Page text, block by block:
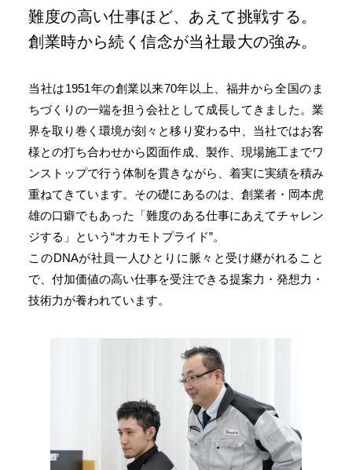
難度の高い仕事ほど、あえて挑戦する。
創業時から続く信念が当社最大の強み。
当社は1951年の創業以来70年以上、福井から全国のま
ちづくりの一端を担う会社として成長してきました。業
界を取り巻く環境が刻々と移り変わる中、当社ではお客
様との打ち合わせから図面作成、製作、現場施工までワ
ンストップで行う体制を貫きながら、着実に実績を積み
重ねてきています。その礎にあるのは、創業者・岡本虎
雄の口癖でもあった「難度のある仕事にあえてチャレン
ジする」という“オカモトプライド”。
このDNAが社員一人ひとりに脈々と受け継がれること
で、付加価値の高い仕事を受注できる提案力・発想力・
技術力が養われています。